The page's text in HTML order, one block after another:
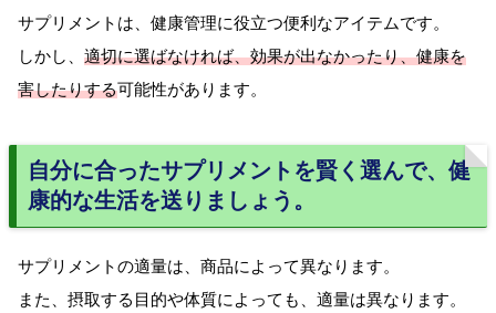
サプリメントは、健康管理に役立つ便利なアイテムです。
しかし、 適切に選ばなければ、効果が出なかったり、健康を
害したりする可能性があります。
自分に合ったサプリメントを賢く選んで、健
康的な生活を送りましょう。
サプリメントの適量は、商品によって異なります。
また、摂取する目的や体質によっても、適量は異なります。